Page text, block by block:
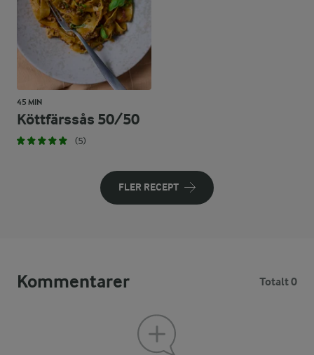
45 MIN
Köttfärssås 50/50
(5)
FLER RECEPT
Kommentarer Totalt 0